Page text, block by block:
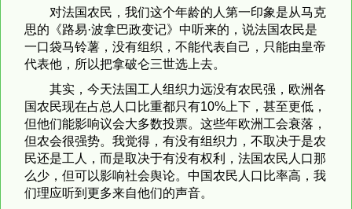
对法国农民，我们这个年龄的人第一印象是从马克
思的《路易·波拿巴政变记》中听来的，说法国农民是
一口袋马铃薯，没有组织，不能代表自己，只能由皇帝
代表他，所以把拿破仑三世选上去。
其实，今天法国工人组织力远没有农民强，欧洲各
国农民现在占总人口比重都只有10%上下，甚至更低，
但他们能影响议会大多数投票。这些年欧洲工会衰落，
但农会很强势。我觉得，有没有组织力，不取决于是农
民还是工人，而是取决于有没有权利，法国农民人口那
么少，但可以影响社会舆论。中国农民人口比率高，我
们理应听到更多来自他们的声音。